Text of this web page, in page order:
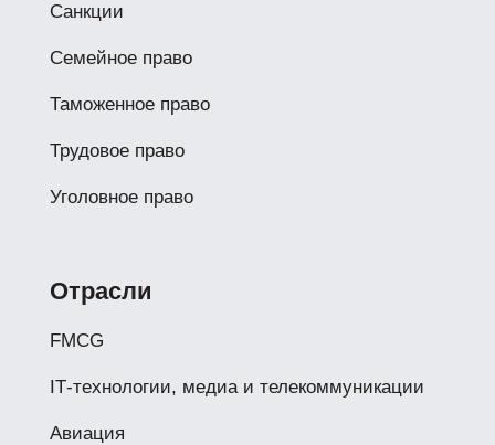
Санкции
Семейное право
Таможенное право
Трудовое право
Уголовное право
Отрасли
FMCG
IТ-технологии, медиа и телекоммуникации
Авиация